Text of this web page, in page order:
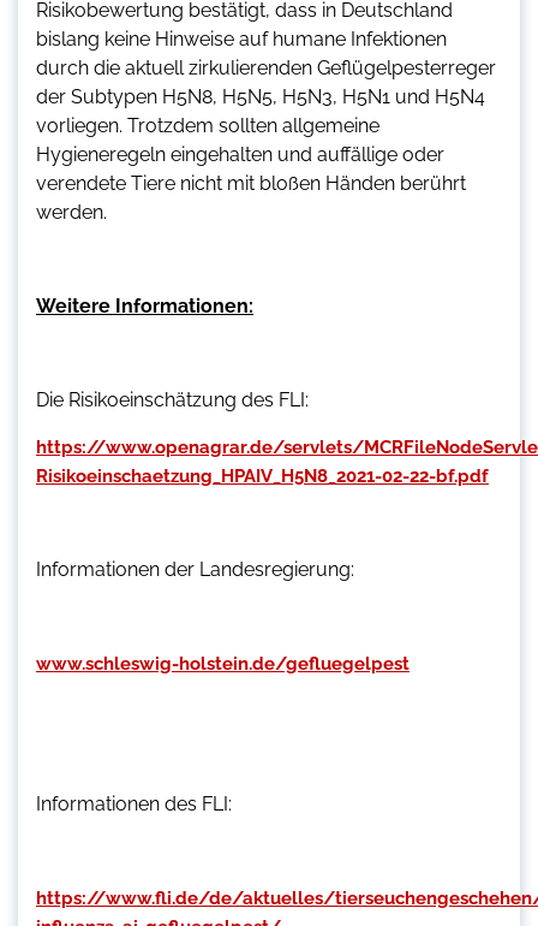
Risikobewertung bestätigt, dass in Deutschland
bislang keine Hinweise auf humane Infektionen
durch die aktuell zirkulierenden Geflügelpesterreger
der Subtypen H5N8, H5N5, H5N3, H5N1 und H5N4
vorliegen. Trotzdem sollten allgemeine
Hygieneregeln eingehalten und auffällige oder
verendete Tiere nicht mit bloßen Händen berührt
werden.
Weitere Informationen:
Die Risikoeinschätzung des FLI:
https://www.openagrar.de/servlets/
Risikoeinschaetzung_HPAIV_H5N8_2021-02-22-bf.pdf
Informationen der Landesregierung:
www.schleswig-holstein.de/gefluegelpest
Informationen des FLI:
https://www.fli.de/de/aktuelles/